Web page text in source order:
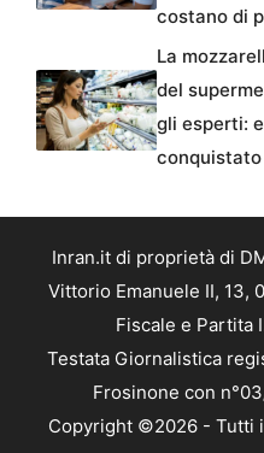
costano di
La
del
gli esperti:
Inran.it di proprietà di
Vittorio Emanuele II, 13,
Fiscale e Partita
Testata Giornalistica
Frosinone con
Copyright ©2026 - Tutti